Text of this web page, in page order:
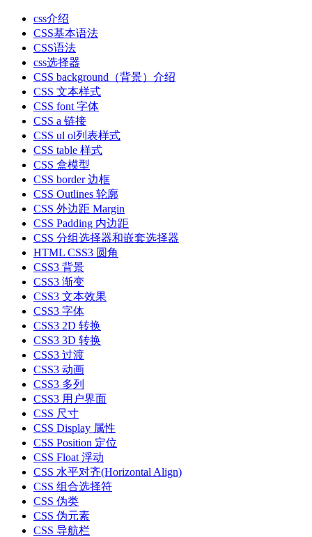
css介绍
CSS基本语法
CSS语法
css选择器
CSS background（背景）介绍
CSS 文本样式
CSS font 字体
CSS a 链接
CSS ul ol列表样式
CSS table 样式
CSS 盒模型
CSS border 边框
CSS Outlines 轮廓
CSS 外边距 Margin
CSS Padding 内边距
CSS 分组选择器和嵌套选择器
HTML CSS3 圆角
CSS3 背景
CSS3 渐变
CSS3 文本效果
CSS3 字体
CSS3 2D 转换
CSS3 3D 转换
CSS3 过渡
CSS3 动画
CSS3 多列
CSS3 用户界面
CSS 尺寸
CSS Display 属性
CSS Position 定位
CSS Float 浮动
CSS 水平对齐(Horizontal Align)
CSS 组合选择符
CSS 伪类
CSS 伪元素
CSS 导航栏